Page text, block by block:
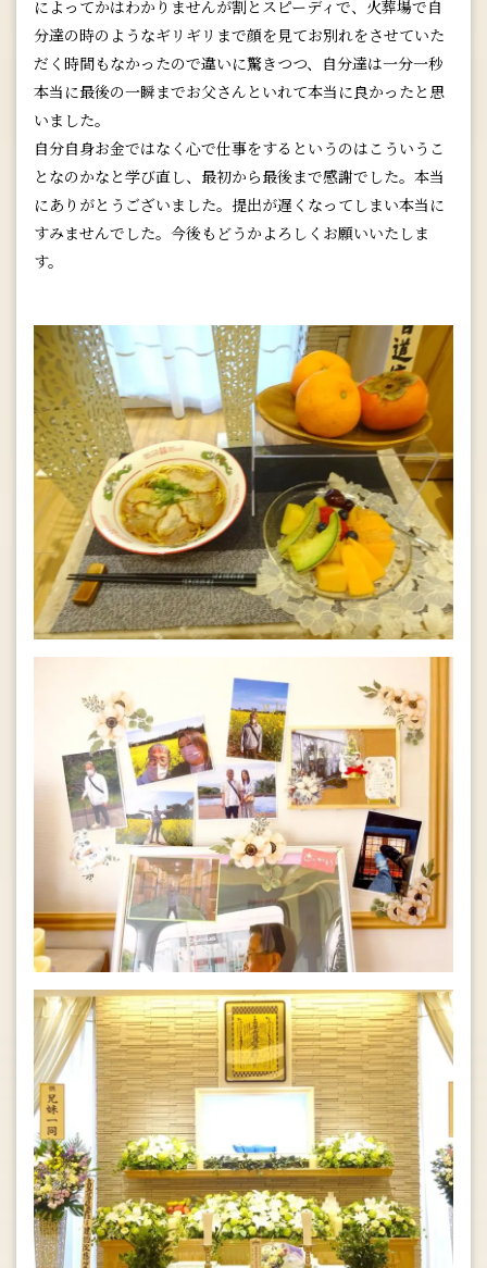
によってかはわかりませんが割とスピーディで、火葬場で自
分達の時のようなギリギリまで顔を見てお別れをさせていた
だく時間もなかったので違いに驚きつつ、自分達は一分一秒
本当に最後の一瞬までお父さんといれて本当に良かったと思
いました。
自分自身お金ではなく心で仕事をするというのはこういうこ
となのかなと学び直し、最初から最後まで感謝でした。本当
にありがとうございました。提出が遅くなってしまい本当に
すみませんでした。今後もどうかよろしくお願いいたしま
す。